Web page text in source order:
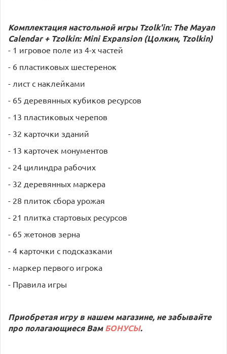
Комплектация настольной игры Tzolk'in: The Mayan
Calendar + Tzolkin: Mini Expansion (Цолкин, Tzolkin)
- 1 игровое поле из 4-х частей
- 6 пластиковых шестеренок
- лист с наклейками
- 65 деревянных кубиков ресурсов
- 13 пластиковых черепов
- 32 карточки зданий
- 13 карточек монументов
- 24 цилиндра рабочих
- 32 деревянных маркера
- 28 плиток сбора урожая
- 21 плитка стартовых ресурсов
- 65 жетонов зерна
- 4 карточки с подсказками
- маркер первого игрока
- Правила игры
Приобретая игру в нашем магазине, не забывайте
про полагающиеся ВамБОНУСЫ.